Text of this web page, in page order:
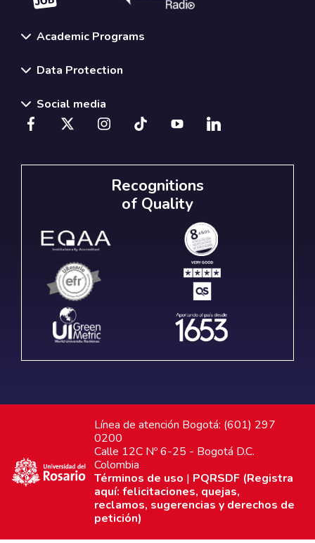
Academic Programs
Data Protection
Social media
Recognitions
of Quality
Línea de atención Bogotá: (601) 297
0200
Calle 12C Nº 6-25 - Bogotá D.C.
Colombia
Términos de uso | PQRSDF (Registra
aquí: felicitaciones, quejas,
reclamos, sugerencias y derechos de
petición)